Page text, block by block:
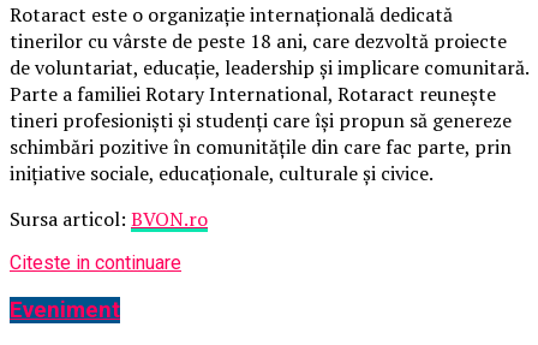
Rotaract este o organizație internațională dedicată
tinerilor cu vârste de peste 18 ani, care dezvoltă proiecte
de voluntariat, educație, leadership și implicare comunitară.
Parte a familiei Rotary International, Rotaract reunește
tineri profesioniști și studenți care își propun să genereze
schimbări pozitive în comunitățile din care fac parte, prin
inițiative sociale, educaționale, culturale și civice.
Sursa articol: BVON.ro
Citeste in continuare
Eveniment